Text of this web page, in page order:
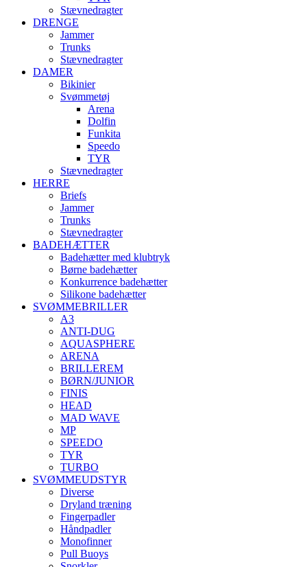
Stævnedragter
DRENGE
Jammer
Trunks
Stævnedragter
DAMER
Bikinier
Svømmetøj
Arena
Dolfin
Funkita
Speedo
TYR
Stævnedragter
HERRE
Briefs
Jammer
Trunks
Stævnedragter
BADEHÆTTER
Badehætter med klubtryk
Børne badehætter
Konkurrence badehætter
Silikone badehætter
SVØMMEBRILLER
A3
ANTI-DUG
AQUASPHERE
ARENA
BRILLEREM
BØRN/JUNIOR
FINIS
HEAD
MAD WAVE
MP
SPEEDO
TYR
TURBO
SVØMMEUDSTYR
Diverse
Dryland træning
Fingerpadler
Håndpadler
Monofinner
Pull Buoys